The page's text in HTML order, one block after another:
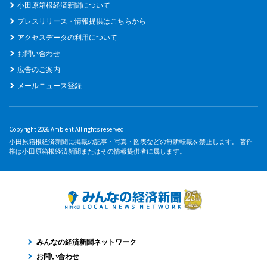
小田原箱根経済新聞について
プレスリリース・情報提供はこちらから
アクセスデータの利用について
お問い合わせ
広告のご案内
メールニュース登録
Copyright 2026 Ambient All rights reserved.
小田原箱根経済新聞に掲載の記事・写真・図表などの無断転載を禁止します。 著作
権は小田原箱根経済新聞またはその情報提供者に属します。
みんなの経済新聞ネットワーク
お問い合わせ